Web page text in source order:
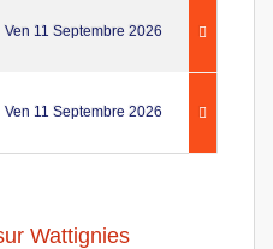
11 Septembre 2026
11 Septembre 2026
Wattignies